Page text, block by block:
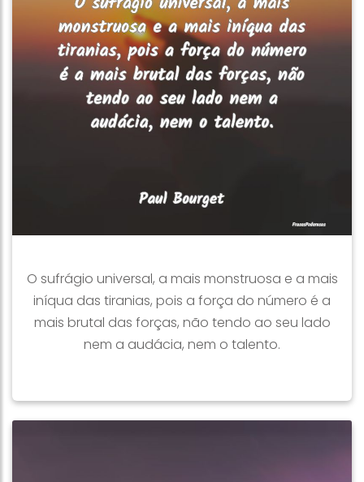
O sufrágio universal, a mais monstruosa e a mais
iníqua das tiranias, pois a força do número é a
mais brutal das forças, não tendo ao seu lado
nem a audácia, nem o talento.